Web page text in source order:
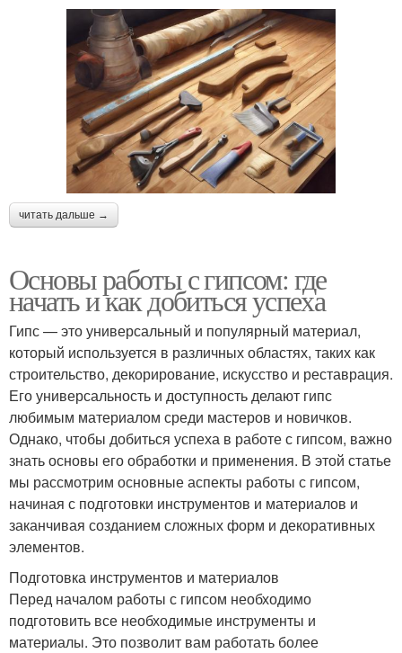
читать дальше →
Основы работы с гипсом: где
начать и как добиться успеха
Гипс — это универсальный и популярный материал,
который используется в различных областях, таких как
строительство, декорирование, искусство и реставрация.
Его универсальность и доступность делают гипс
любимым материалом среди мастеров и новичков.
Однако, чтобы добиться успеха в работе с гипсом, важно
знать основы его обработки и применения. В этой статье
мы рассмотрим основные аспекты работы с гипсом,
начиная с подготовки инструментов и материалов и
заканчивая созданием сложных форм и декоративных
элементов.
Подготовка инструментов и материалов
Перед началом работы с гипсом необходимо
подготовить все необходимые инструменты и
материалы. Это позволит вам работать более